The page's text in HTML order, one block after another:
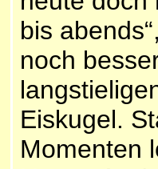
bis
noch
Eiskugel.
Momenten